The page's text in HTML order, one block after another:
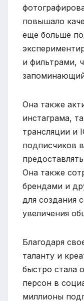
повышало
еще больше
и фильтрами,
Она также
инстаграма,
трансляции и
подписчиков
Она также
брендами и
для создания
увеличения
Благодаря
таланту и
быстро стала
персон в
миллионы